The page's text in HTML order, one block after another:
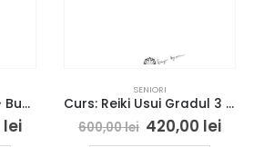
Curs: Despre suflet – Bucuresti – acces online (Seniori)
lei
SENIORI
Curs: Reiki Usui Gradul 3 – Bucuresti – acces online (Seniori)
600,00lei 420,00 lei